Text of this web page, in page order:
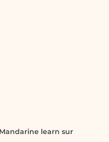
learn sur